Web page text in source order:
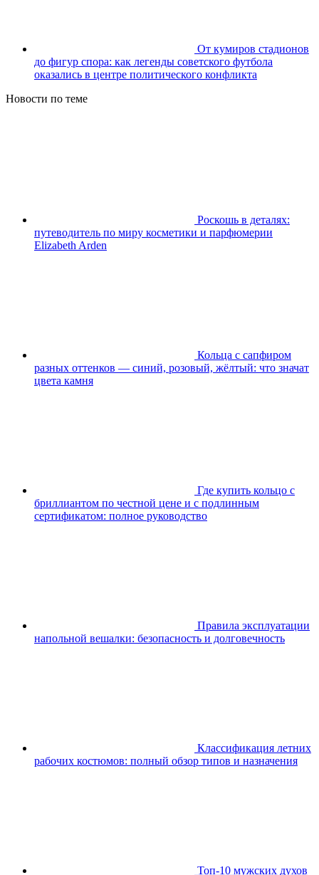
От кумиров стадионов
до фигур спора: как легенды советского футбола
оказались в центре политического конфликта
Новости по теме
Роскошь в деталях:
путеводитель по миру косметики и парфюмерии
Elizabeth Arden
Кольца с сапфиром
разных оттенков — синий, розовый, жёлтый: что значат
цвета камня
Где купить кольцо с
бриллиантом по честной цене и с подлинным
сертификатом: полное руководство
Правила эксплуатации
напольной вешалки: безопасность и долговечность
Классификация летних
рабочих костюмов: полный обзор типов и назначения
Топ-10 мужских духов